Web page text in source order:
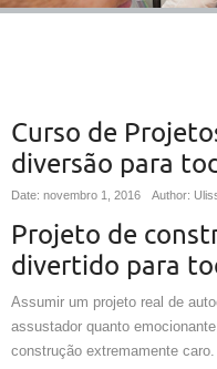
Curso de
diversão para
Date: novembro 1, 2016 Author:
Projeto de
divertido para
Assumir um projeto real de
assustador quanto
construção extremamente caro.